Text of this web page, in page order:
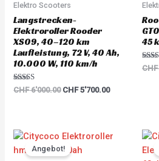
Elektro Scooters
Langstrecken-
Elektroroller Rooder
XS09, 40–120 km
Laufleistung, 72 V, 40 Ah,
10.000 W, 110 km/h
Rated
5.00
CHF6'000.00 CHF5'700.00
45
5.00
CHF
Angebot!
Original
price
was:
Current